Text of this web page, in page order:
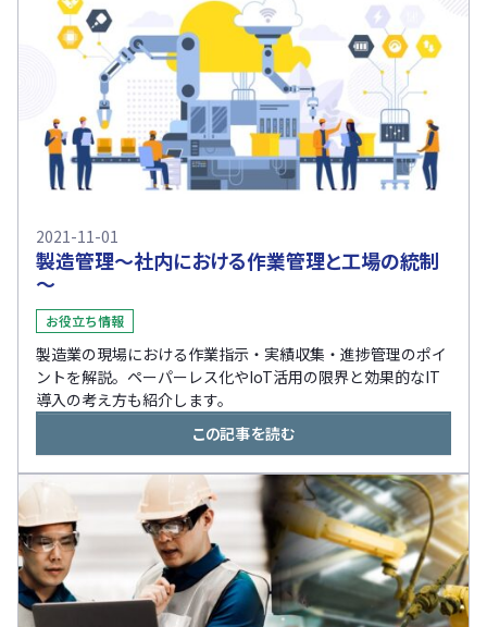
2021-11-01
製造管理～社内における作業管理と工場の統制
～
お役立ち情報
製造業の現場における作業指示・実績収集・進捗管理のポイ
ントを解説。ペーパーレス化やIoT活用の限界と効果的なIT
導入の考え方も紹介します。
この記事を読む